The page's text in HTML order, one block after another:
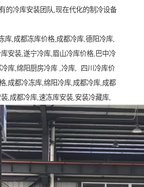
的冷库安装团队,现在代化的制冷设备
库,成都冻库价格,成都冷库,德阳冷库,
安装,遂宁冷库,眉山冷库价格,巴中冷
库,绵阳厨房冷库 ,冷库, 四川冷库价
,成都冷冻库,绵阳冷库,成都冷库,成都
,成都冷库,速冻库安装,安装冷藏库,